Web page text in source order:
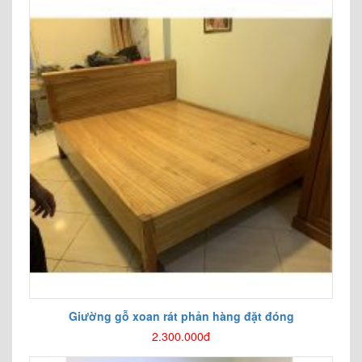
Giường gỗ xoan rát phản hàng đặt đóng
2.300.000đ